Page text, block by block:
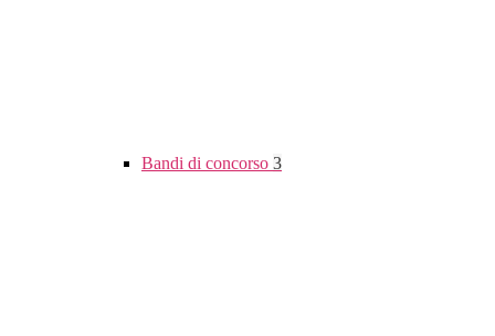
Bandi di concorso 3